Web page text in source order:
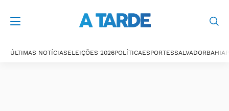
ÚLTIMAS NOTÍCIASELEIÇÕES 2026POLÍTICAESPORTESSALVADORBAHIA